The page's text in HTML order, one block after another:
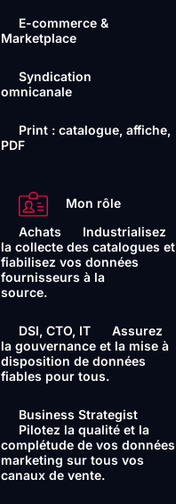
E-commerce &
Marketplace
Syndication
omnicanale
Print : catalogue, affiche,
PDF
Mon rôle
Achats
Industrialisez
la collecte des catalogues et
fiabilisez vos données
fournisseurs à la
source.
DSI, CTO, IT
Assurez
la gouvernance et la mise à
disposition de données
fiables pour tous.
Business Strategist
Pilotez la qualité et la
complétude de vos données
marketing sur tous vos
canaux de vente.